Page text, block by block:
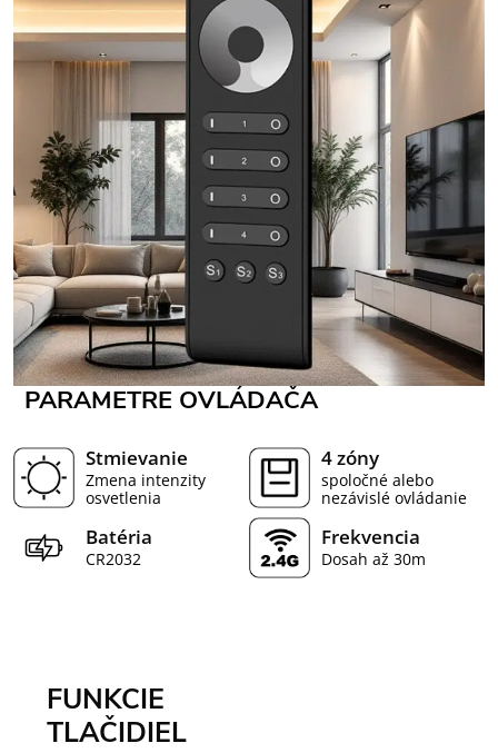
PARAMETRE OVLÁDAČA
Stmievanie
Zmena intenzity
osvetlenia
4 zóny
spoločné alebo
nezávislé ovládanie
Batéria
CR2032
Frekvencia
Dosah až 30m
FUNKCIE
TLAČIDIEL